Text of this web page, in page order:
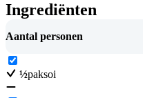
Ingrediënten
Aantal personen
½paksoi